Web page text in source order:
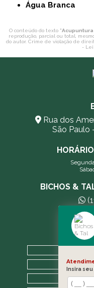
Água Branca
O conteúdo do texto "Acupuntura
reprodução, parcial ou total,
do autor. Crime de violação de
-
Rua dos
São Paulo
BICHOS &
Insira